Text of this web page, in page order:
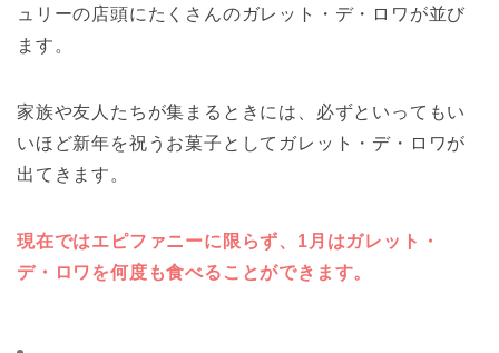
ュリーの店頭にたくさんのガレット・デ・ロワが並び
ます。
家族や友人たちが集まるときには、必ずといってもい
いほど新年を祝うお菓子としてガレット・デ・ロワが
出てきます。
現在ではエピファニーに限らず、1月はガレット・
デ・ロワを何度も食べることができます。